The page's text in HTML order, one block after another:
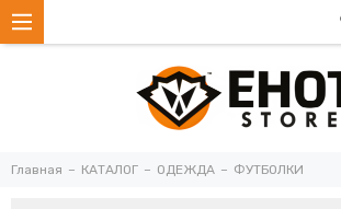
Главная КАТАЛОГ ОДЕЖДА ФУТБОЛКИ